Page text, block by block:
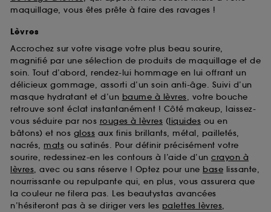
maquillage, vous êtes prête à faire des ravages !
Lèvres
Accrochez sur votre visage votre plus beau sourire,
magnifié par une sélection de produits de maquillage et de
soin. Tout d’abord, rendez-lui hommage en lui offrant un
délicieux gommage, assorti d’un soin anti-âge. Suivi d’un
masque hydratant et d’un baume à lèvres, votre bouche
retrouve sont éclat instantanément ! Côté makeup, laissez-
vous séduire par nos rouges à lèvres (liquides ou en
bâtons) et nos gloss aux finis brillants, métal, pailletés,
nacrés, mats ou satinés. Pour définir précisément votre
sourire, redessinez-en les contours à l’aide d’un crayon à
lèvres, avec ou sans réserve ! Optez pour une base lissante,
nourrissante ou repulpante qui, en plus, vous assurera que
la couleur ne filera pas. Les beautystas avancées
n’hésiteront pas à se diriger vers les palettes lèvres,